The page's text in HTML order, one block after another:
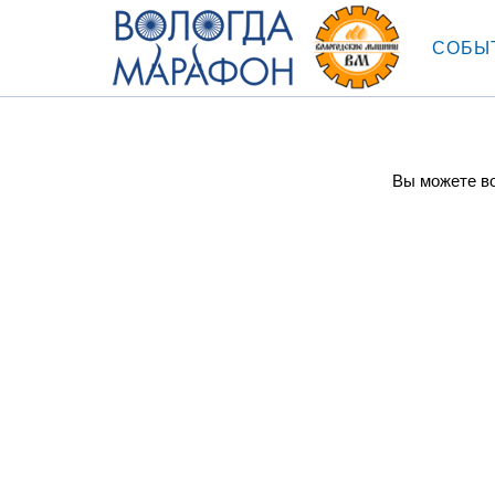
Вы можете